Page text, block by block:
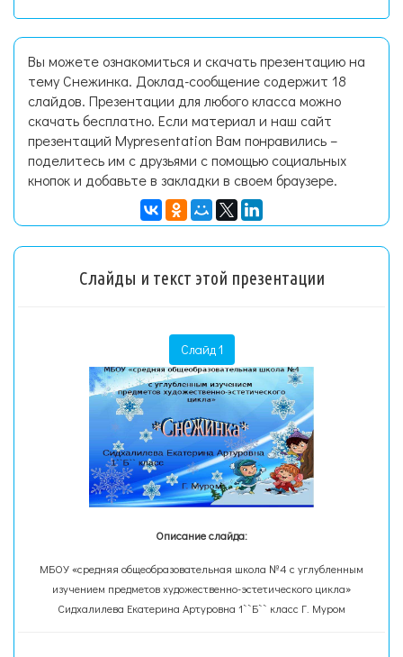
Вы можете ознакомиться и скачать презентацию на
тему Снежинка. Доклад-сообщение содержит 18
слайдов. Презентации для любого класса можно
скачать бесплатно. Если материал и наш сайт
презентаций Mypresentation Вам понравились –
поделитесь им с друзьями с помощью социальных
кнопок и добавьте в закладки в своем браузере.
Слайды и текст этой презентации
Слайд 1
Описание слайда:
МБОУ «средняя общеобразовательная школа №4 с углубленным
изучением предметов художественно-эстетического цикла»
Сидхалилева Екатерина Артуровна 1``Б`` класс Г. Муром